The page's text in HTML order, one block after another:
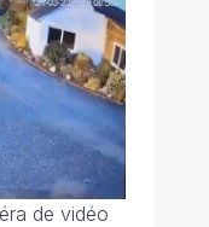
de vidéo